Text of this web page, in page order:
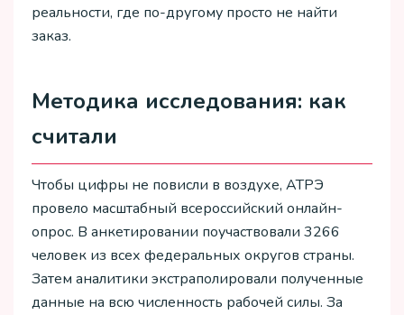
реальности, где по-другому просто не найти
заказ.
Методика исследования: как
считали
Чтобы цифры не повисли в воздухе, АТРЭ
провело масштабный всероссийский онлайн-
опрос. В анкетировании поучаствовали 3266
человек из всех федеральных округов страны.
Затем аналитики экстраполировали полученные
данные на всю численность рабочей силы. За